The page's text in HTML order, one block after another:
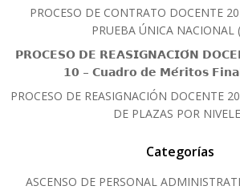
PROCESO DE CONTRATO DOCENTE
PRUEBA ÚNICA NACIONAL
𝗣𝗥𝗢𝗖𝗘𝗦𝗢 𝗗𝗘 𝗥𝗘𝗔𝗦𝗜𝗚𝗡𝗔𝗖𝗜𝗢́𝗡
𝟭𝟬 – 𝗖𝘂𝗮𝗱𝗿𝗼 𝗱𝗲 𝗠𝗲́𝗿𝗶𝘁𝗼𝘀
PROCESO DE REASIGNACIÓN DOCENTE
DE PLAZAS POR
Categorías
ASCENSO DE PERSONAL